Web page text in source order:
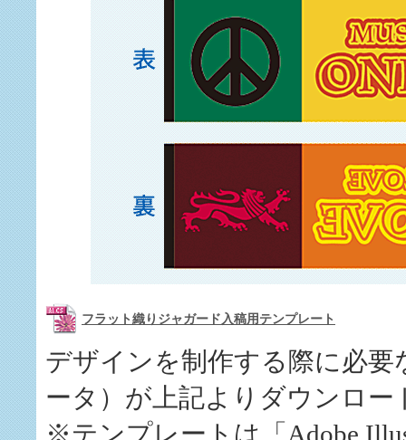
フラット織りジャガード入稿用テンプレート
デザインを制作する際に必要
ータ）が上記よりダウンロー
※テンプレートは「Adobe